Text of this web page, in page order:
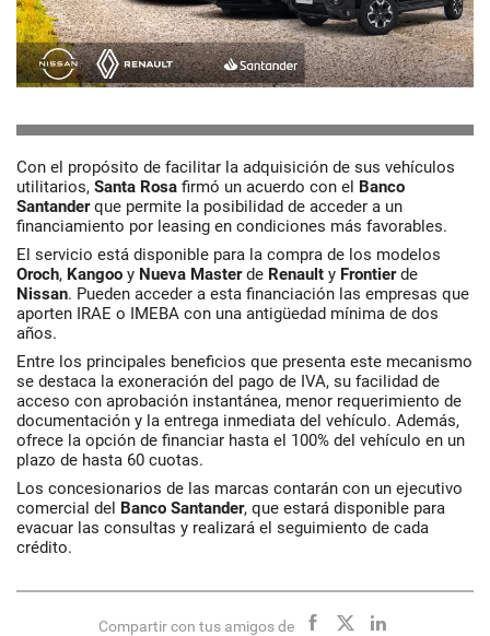
Con el propósito de facilitar la adquisición de sus vehículos
utilitarios, Santa Rosa firmó un acuerdo con el Banco
Santanderque permite la posibilidad de acceder a un
financiamiento por leasing en condiciones más favorables.
El servicio está disponible para la compra de los modelos
Oroch, Kangoo y Nueva Masterde Renault y Frontierde
Nissan. Pueden acceder a esta financiación las empresas que
aporten IRAE o IMEBA con una antigüedad mínima de dos
años.
Entre los principales beneficios que presenta este mecanismo
se destaca la exoneración del pago de IVA, su facilidad de
acceso con aprobación instantánea, menor requerimiento de
documentación y la entrega inmediata del vehículo. Además,
ofrece la opción de financiar hasta el 100% del vehículo en un
plazo de hasta 60 cuotas.
Los concesionarios de las marcas contarán con un ejecutivo
comercial del Banco Santander, que estará disponible para
evacuar las consultas y realizará el seguimiento de cada
crédito.
Compartir con tus amigos de